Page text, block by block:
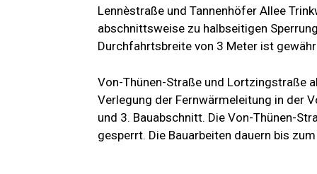
Lennèstraße und Tannenhöfer Allee
abschnittsweise zu halbseitigen
Durchfahrtsbreite von 3 Meter ist
Von-Thünen-Straße und Lortzingstraße
Verlegung der Fernwärmeleitung in der
und 3. Bauabschnitt. Die Von-Thünen-
gesperrt. Die Bauarbeiten dauern bis